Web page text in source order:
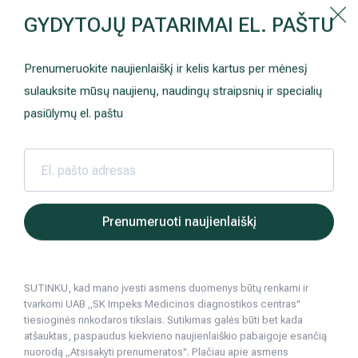
Kaip prisirašyti prie Hila | Šeimos medicinos centro?
Instrukcija
+370 698 00 000
Prisirašyti prie „Hila“
2024 04 08
Ginekologinės ligos, moters sveikata
5min. skaitymo
GYDYTOJŲ PATARIMAI EL. PAŠTU
Prenumeruokite naujienlaiškį ir kelis kartus per mėnesį
sulauksite mūsų naujienų, naudingų straipsnių ir specialių
pasiūlymų el. paštu
Prenumeruoti naujienlaiškį
SUTINKU, kad mano įvesti asmens duomenys būtų renkami ir
tvarkomi UAB „SK Impeks Medicinos diagnostikos centras"
tiesioginės rinkodaros tikslais. Sutikimas galės būti bet kada
atšauktas, paspaudus kiekvieno naujienlaiškio pabaigoje esančią
Paslaugos ir kainos
AKCIJOS
Tyrimai
Neurologija
Sveikatos klubo narystė
Reabilitacija ir sporto medicina
Kaip užsiregistruoti
Kuo pasirūpinti prieš atvykstant
Apmokėjimas ir paslaugos
Apgyvendinimas ir maitinimas
Pacientams iš užsienio
Duomenų apsauga